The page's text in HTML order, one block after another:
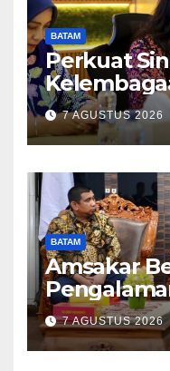
BATAM
Perkuat
dan BPOM
Pelayanan
Obat Aman
7 AGUSTUS 2026
BATAM
Amsakar
DPRD
7 AGUSTUS 2026